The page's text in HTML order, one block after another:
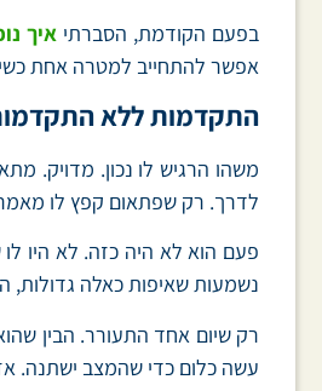
בפעם הקודמת, הסברתיאיך
אפשר להתחייב למטרה אחת
התקדמות ללא
משהו הרגיש לו נכון. מדויק.
לדרך. רק שפתאום קפץ לו
פעם הוא לא היה כזה. לא היו
נשמעות שאיפות כאלה גדולות,
רק שיום אחד התעורר. הבין
עשה כלום כדי שהמצב ישתנה.